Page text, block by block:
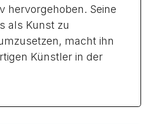
hervorgehoben. Seine
als Kunst zu
macht ihn
Künstler in der